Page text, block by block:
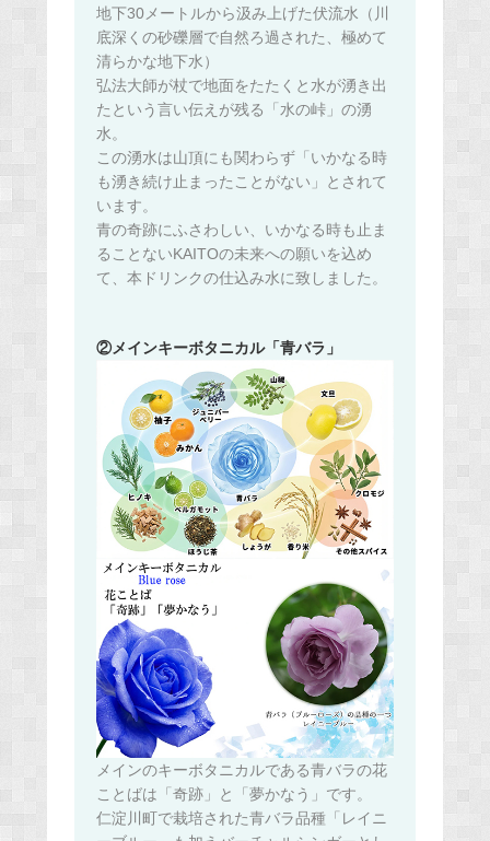
地下30メートルから汲み上げた伏流水（川
底深くの砂礫層で自然ろ過された、極めて
清らかな地下水）
弘法大師が杖で地面をたたくと水が湧き出
たという言い伝えが残る「水の峠」の湧
水。
この湧水は山頂にも関わらず「いかなる時
も湧き続け止まったことがない」とされて
います。
青の奇跡にふさわしい、いかなる時も止ま
ることないKAITOの未来への願いを込め
て、本ドリンクの仕込み水に致しました。
②メインキーボタニカル「青バラ」
メインのキーボタニカルである青バラの花
ことばは「奇跡」と「夢かなう」です。
仁淀川町で栽培された青バラ品種「レイニ